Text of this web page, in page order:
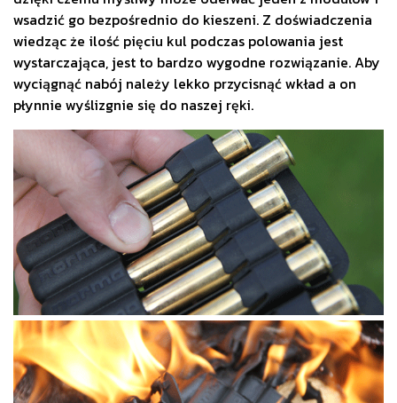
wsadzić go bezpośrednio do kieszeni. Z doświadczenia
wiedząc że ilość pięciu kul podczas polowania jest
wystarczająca, jest to bardzo wygodne rozwiązanie. Aby
wyciągnąć nabój należy lekko przycisnąć wkład a on
płynnie wyślizgnie się do naszej ręki.